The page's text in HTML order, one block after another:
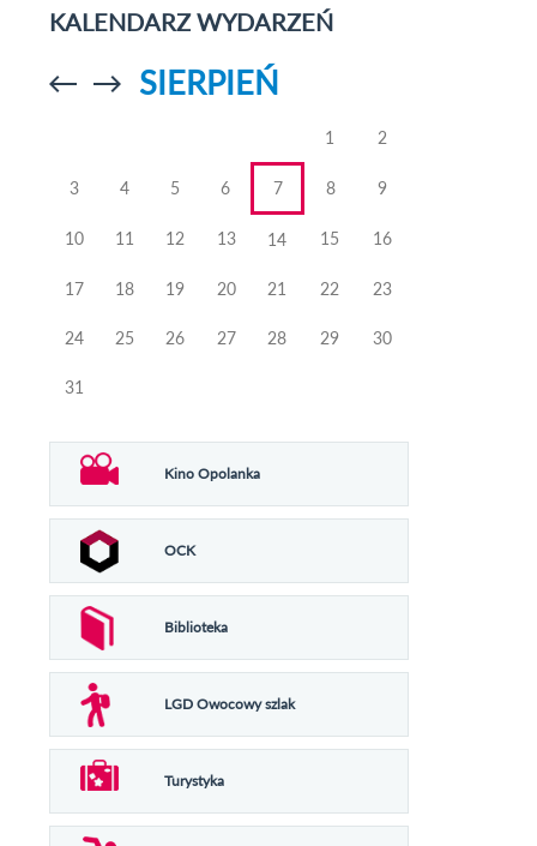
KALENDARZ WYDARZEŃ
Przejdź doPrzejdź do
SIERPIEŃ
1 2
3 4 5 6 7 8 9
10 11 12 13 14 15 16
17 18 19 20 21 22 23
24 25 26 27 28 29 30
31
Kino Opolanka
OCK
Biblioteka
LGD Owocowy szlak
Turystyka